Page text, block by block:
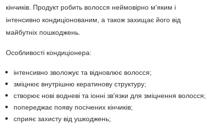
кінчиків. Продукт робить волосся неймовірно м'яким і
інтенсивно кондиціонованим, а також захищає його від
майбутніх пошкоджень.
Особливості кондиціонера:
інтенсивно зволожує та відновлює волосся;
зміцнює внутрішню кератинову структуру;
створює нові водневі та іонні зв'язки для зміцнення волосся;
попереджає появу посічених кінчиків;
сприяє захисту від ушкоджень;